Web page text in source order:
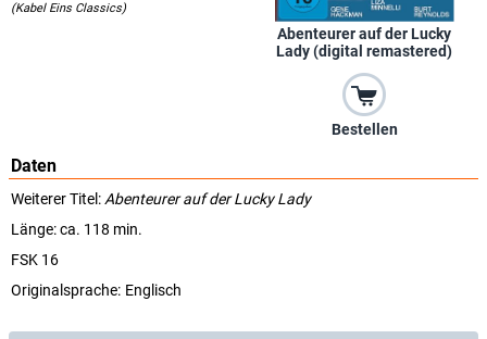
Abenteurer auf der Lucky
Lady (digital remastered)
Bestellen
(Kabel Eins Classics)
Daten
Weiterer Titel: Abenteurer auf der Lucky Lady
Länge: ca. 118 min.
FSK 16
Originalsprache: Englisch